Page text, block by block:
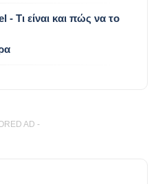
- Τι είναι και πώς να το
AD -